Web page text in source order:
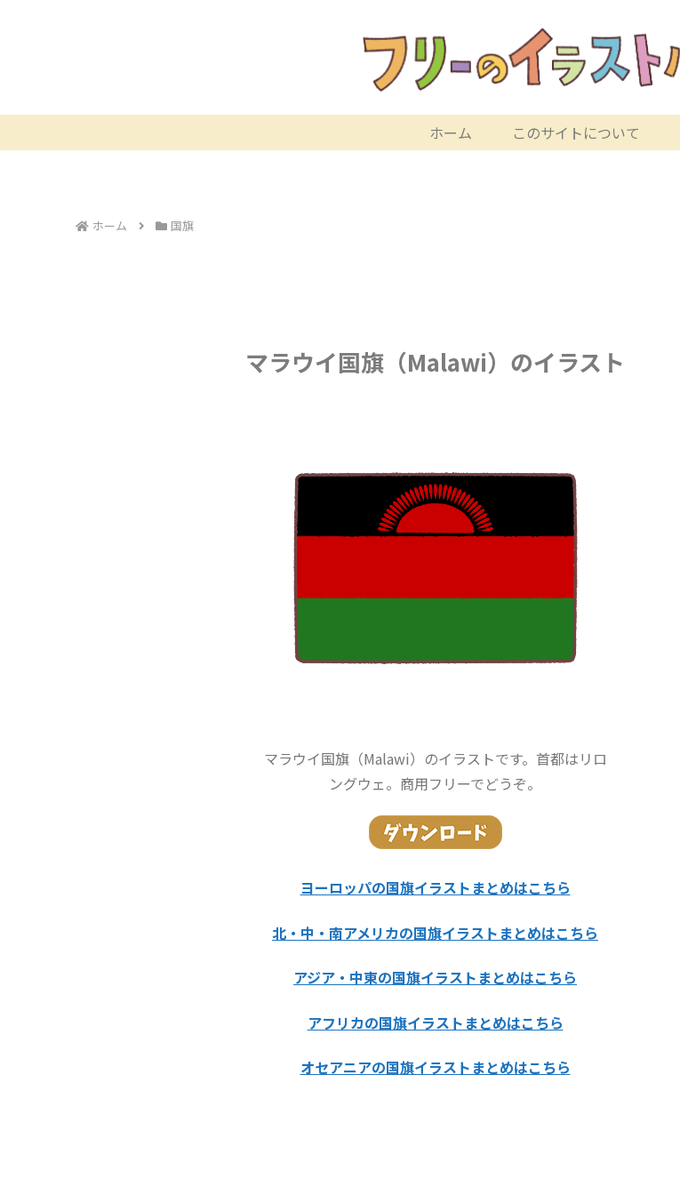
ホーム このサイトについて
ホーム 国旗
マラウイ国旗（Malawi）のイラスト
マラウイ国旗（Malawi）のイラストです。首都はリロ
ングウェ。商用フリーでどうぞ。
ヨーロッパの国旗イラストまとめはこちら
北・中・南アメリカの国旗イラストまとめはこちら
アジア・中東の国旗イラストまとめはこちら
アフリカの国旗イラストまとめはこちら
オセアニアの国旗イラストまとめはこちら